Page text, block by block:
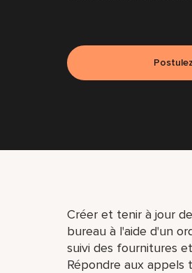
Créer et tenir à jour
bureau à l'aide d'un
suivi des fournitures
Répondre aux appels